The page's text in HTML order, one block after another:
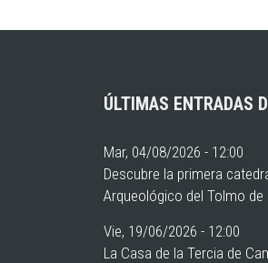
ÚLTIMAS ENTRADAS
Mar, 04/08/2026 - 12:00
Descubre la primera
Arqueológico del Tolmo de
Vie, 19/06/2026 - 12:00
La Casa de la Tercia de